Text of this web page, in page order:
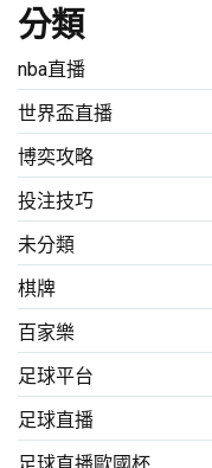
分類
nba直播
世界盃直播
博奕攻略
投注技巧
未分類
棋牌
百家樂
足球平台
足球直播
足球直播歐國杯